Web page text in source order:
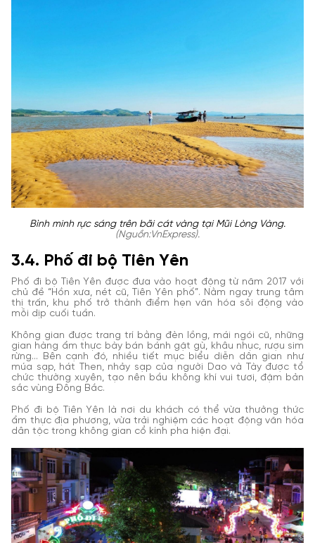
Bình minh rực sáng trên bãi cát vàng tại Mũi Lòng Vàng.
(Nguồn:VnExpress).
3.4. Phố đi bộ Tiên Yên
Phố đi bộ Tiên Yên được đưa vào hoạt động từ năm 2017 với
chủ đề “Hồn xưa, nét cũ, Tiên Yên phố”. Nằm ngay trung tâm
thị trấn, khu phố trở thành điểm hẹn văn hóa sôi động vào
mỗi dịp cuối tuần.
Không gian được trang trí bằng đèn lồng, mái ngói cũ, những
gian hàng ẩm thực bày bán bánh gật gù, khâu nhục, rượu sim
rừng... Bên cạnh đó, nhiều tiết mục biểu diễn dân gian như
múa sạp, hát Then, nhảy sạp của người Dao và Tày được tổ
chức thường xuyên, tạo nên bầu không khí vui tươi, đậm bản
sắc vùng Đông Bắc.
Phố đi bộ Tiên Yên là nơi du khách có thể vừa thưởng thức
ẩm thực địa phương, vừa trải nghiệm các hoạt động văn hóa
dân tộc trong không gian cổ kính pha hiện đại.